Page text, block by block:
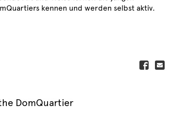
kennen und werden selbst aktiv.
DomQuartier